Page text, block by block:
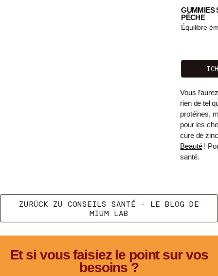
GUMMIES
PÊCHE
Équilibre
Vous
rien de tel
protéines,
pour les
cure de
Beauté!
santé.
ZURÜCK ZU CONSEILS SANTÉ - LE BLOG DE
MIUM LAB
Et si vous faisiez le point sur vos
besoins ?